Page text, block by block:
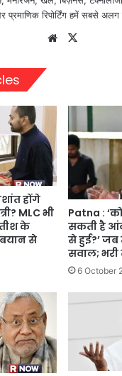
प्रमाणिक रिपोर्टिंग हमें सबसे अलग
Website
होंगे
MLC भी
के
से
Patna :
सकती है
से हुई?’ जब
सवाल;
6 October